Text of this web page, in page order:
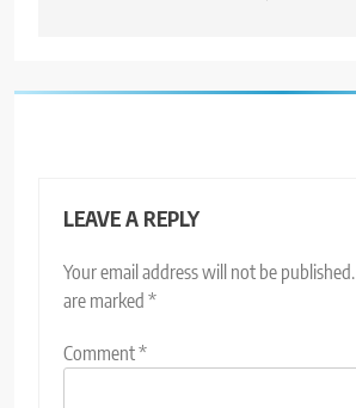
LEAVE A REPLY
Your email address will not be published.
are marked *
Comment*